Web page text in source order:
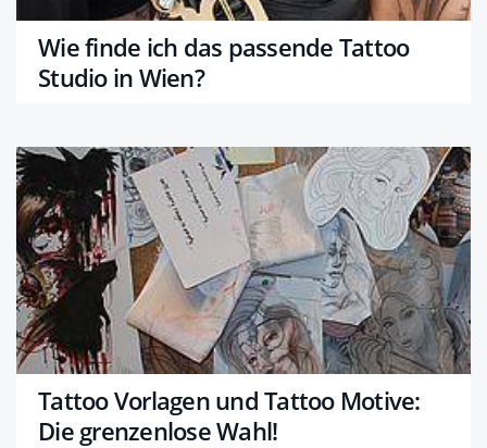
Wie finde ich das passende Tattoo
Studio in Wien?
Tattoo Vorlagen und Tattoo Motive:
Die grenzenlose Wahl!